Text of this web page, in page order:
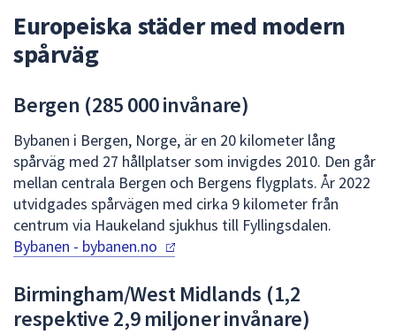
enter
av
dem.
Europeiska städer med modern
spårväg
Bergen (285 000 invånare)
Bybanen i Bergen, Norge, är en 20 kilometer lång
spårväg med 27 hållplatser som invigdes 2010. Den går
mellan centrala Bergen och Bergens flygplats. År 2022
utvidgades spårvägen med cirka 9 kilometer från
centrum via Haukeland sjukhus till Fyllingsdalen.
Bybanen - bybanen.no
Birmingham/West Midlands (1,2
respektive 2,9 miljoner invånare)